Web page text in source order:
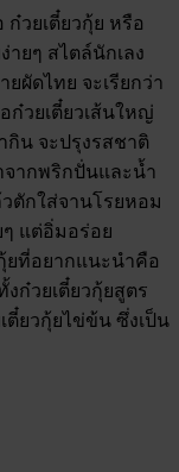
วยเตี๋ยวกุ้ย หรือ
ยๆ สไตล์นักเลง
ผัดไทย จะเรียกว่า
ก๋วยเตี๋ยวเส้นใหญ่
น จะปรุงรสชาติ
ากพริกปั่นและน้ำ
ตักใส่จานโรยหอม
แต่อิ่มอร่อย
ยที่อยากแนะนำคือ
ก๋วยเตี๋ยวกุ้ยสูตร
ตี๋ยวกุ้ยไข่ข้น ซึ่งเป็น